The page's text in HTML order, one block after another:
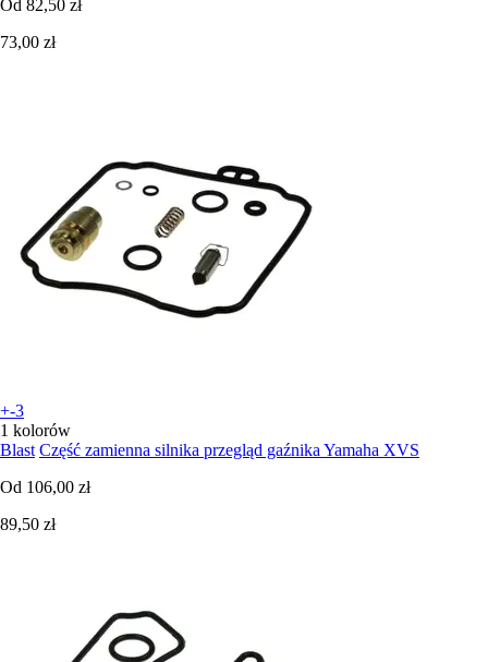
Od 82,50 zł
73,00 zł
+-3
1 kolorów
Blast Część zamienna silnika przegląd gaźnika Yamaha XVS
Od 106,00 zł
89,50 zł